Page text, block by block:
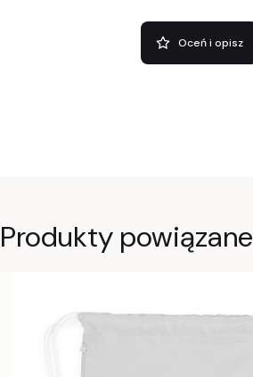
Oceń i opisz
Produkty powiązane